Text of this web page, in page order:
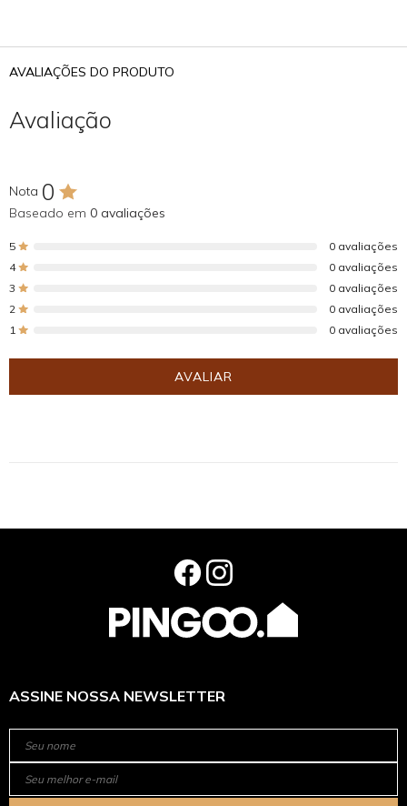
AVALIAÇÕES DO PRODUTO
Avaliação
Nota 0
Baseado em0 avaliações
5
0 avaliações
4
0 avaliações
3
0 avaliações
2
0 avaliações
1
0 avaliações
AVALIAR
ASSINE NOSSA NEWSLETTER